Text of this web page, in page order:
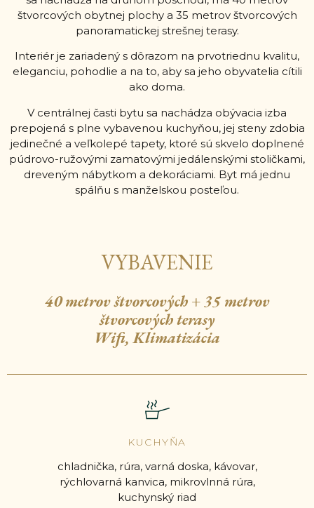
štvorcových obytnej plochy a 35 metrov štvorcových
panoramatickej strešnej terasy.
Interiér je zariadený s dôrazom na prvotriednu kvalitu,
eleganciu, pohodlie a na to, aby sa jeho obyvatelia cítili
ako doma.
V centrálnej časti bytu sa nachádza obývacia izba
prepojená s plne vybavenou kuchyňou, jej steny zdobia
jedinečné a veľkolepé tapety, ktoré sú skvelo doplnené
púdrovo-ružovými zamatovými jedálenskými stoličkami,
dreveným nábytkom a dekoráciami. Byt má jednu
spálňu s manželskou posteľou.
VYBAVENIE
40 metrov štvorcových + 35 metrov
štvorcových terasy
Wifi, Klimatizácia
KUCHYŇA
chladnička, rúra, varná doska, kávovar,
rýchlovarná kanvica, mikrovlnná rúra,
kuchynský riad